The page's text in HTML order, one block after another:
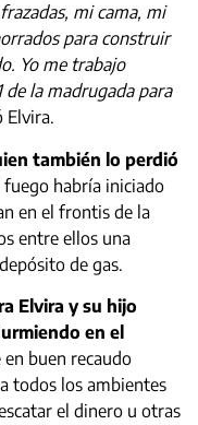
mi cama, mi
para construir
Yo me trabajo
de la madrugada para
Elvira.
también lo perdió
fuego habría iniciado
en el frontis de la
entre ellos una
de gas.
Elvira y su hijo
en el
buen recaudo
todos los ambientes
el dinero u otras